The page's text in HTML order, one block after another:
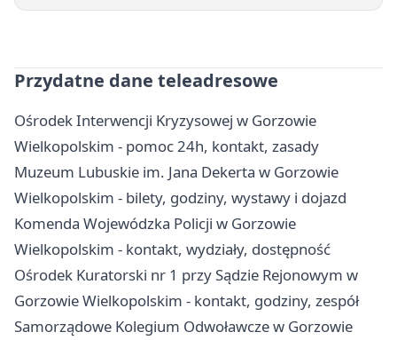
Przydatne dane teleadresowe
Ośrodek Interwencji Kryzysowej w Gorzowie
Wielkopolskim - pomoc 24h, kontakt, zasady
Muzeum Lubuskie im. Jana Dekerta w Gorzowie
Wielkopolskim - bilety, godziny, wystawy i dojazd
Komenda Wojewódzka Policji w Gorzowie
Wielkopolskim - kontakt, wydziały, dostępność
Ośrodek Kuratorski nr 1 przy Sądzie Rejonowym w
Gorzowie Wielkopolskim - kontakt, godziny, zespół
Samorządowe Kolegium Odwoławcze w Gorzowie